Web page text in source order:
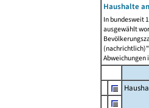
Haushalte
In bundesweit
ausgewählt
Abweichungen